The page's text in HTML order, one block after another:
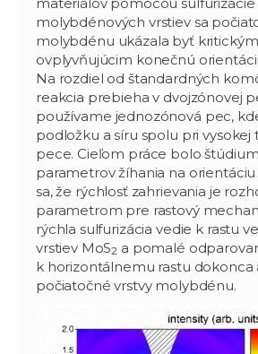
molybdénových vrstiev sa
molybdénu ukázala byť
ovplyvňujúcim konečnú
Na rozdiel od štandardných
reakcia prebieha v dvojzónovej
používame jednozónová pec,
podložku a síru spolu pri
pece. Cieľom práce bolo
parametrov žíhania na orientáciu
sa, že rýchlosť zahrievania je
parametrom pre rastový
rýchla sulfurizácia vedie k rastu
vrstiev MoS2 a pomalé
k horizontálnemu rastu dokonca
počiatočné vrstvy molybdénu.